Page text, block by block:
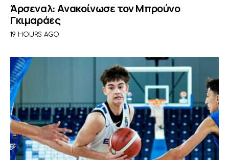
Άρσεναλ: Ανακοίνωσε τον Μπρούνο
Γκιμαράες
19 HOURS AGO